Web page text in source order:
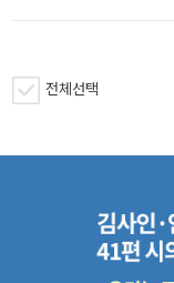
전체선택